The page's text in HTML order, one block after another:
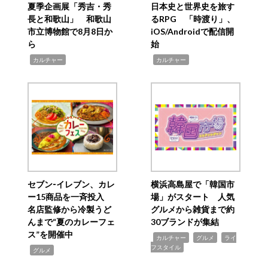
夏季企画展「秀吉・秀
長と和歌山」 和歌山
市立博物館で8月8日か
ら
カルチャー
日本史と世界史を旅す
るRPG 「時渡り」、
iOS/Androidで配信開
始
カルチャー
セブン‐イレブン、カレ
ー15商品を一斉投入
名店監修から冷製うど
んまで“夏のカレーフェ
ス”を開催中
グルメ
横浜高島屋で「韓国市
場」がスタート 人気
グルメから雑貨まで約
30ブランドが集結
カルチャー グルメ
ライ
フスタイル